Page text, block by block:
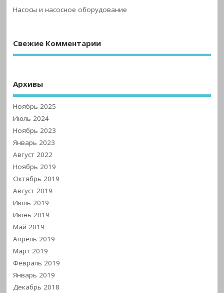
Насосы и насосное оборудование
Свежие Комментарии
Архивы
Ноябрь 2025
Июль 2024
Ноябрь 2023
Январь 2023
Август 2022
Ноябрь 2019
Октябрь 2019
Август 2019
Июль 2019
Июнь 2019
Май 2019
Апрель 2019
Март 2019
Февраль 2019
Январь 2019
Декабрь 2018